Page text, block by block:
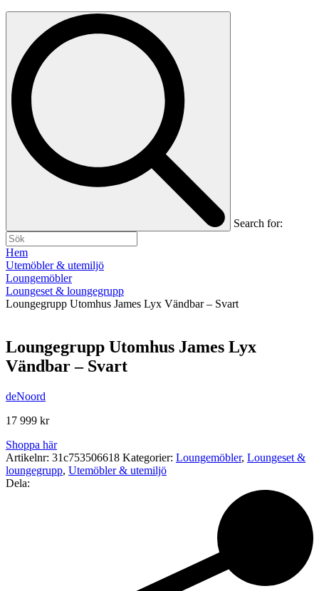
Search for:
Hem
Utemöbler & utemiljö
Loungemöbler
Loungeset & loungegrupp
Loungegrupp Utomhus James Lyx Vändbar – Svart
Loungegrupp Utomhus James Lyx
Vändbar – Svart
deNoord
17 999 kr
Shoppa här
Artikelnr: 31c753506618 Kategorier: Loungemöbler, Loungeset &
loungegrupp, Utemöbler & utemiljö
Dela: